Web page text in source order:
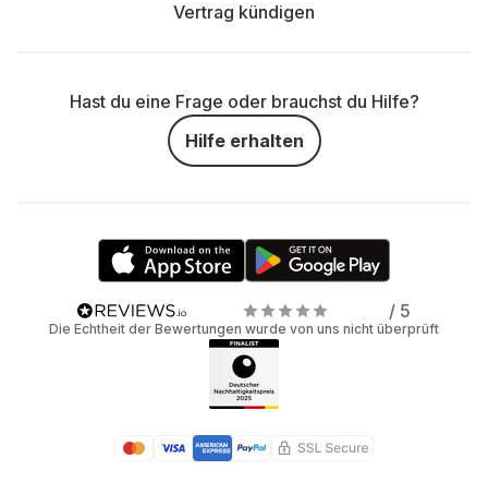
Vertrag kündigen
Hast du eine Frage oder brauchst du Hilfe?
Hilfe erhalten
/ 5
Die Echtheit der Bewertungen wurde von uns nicht überprüft